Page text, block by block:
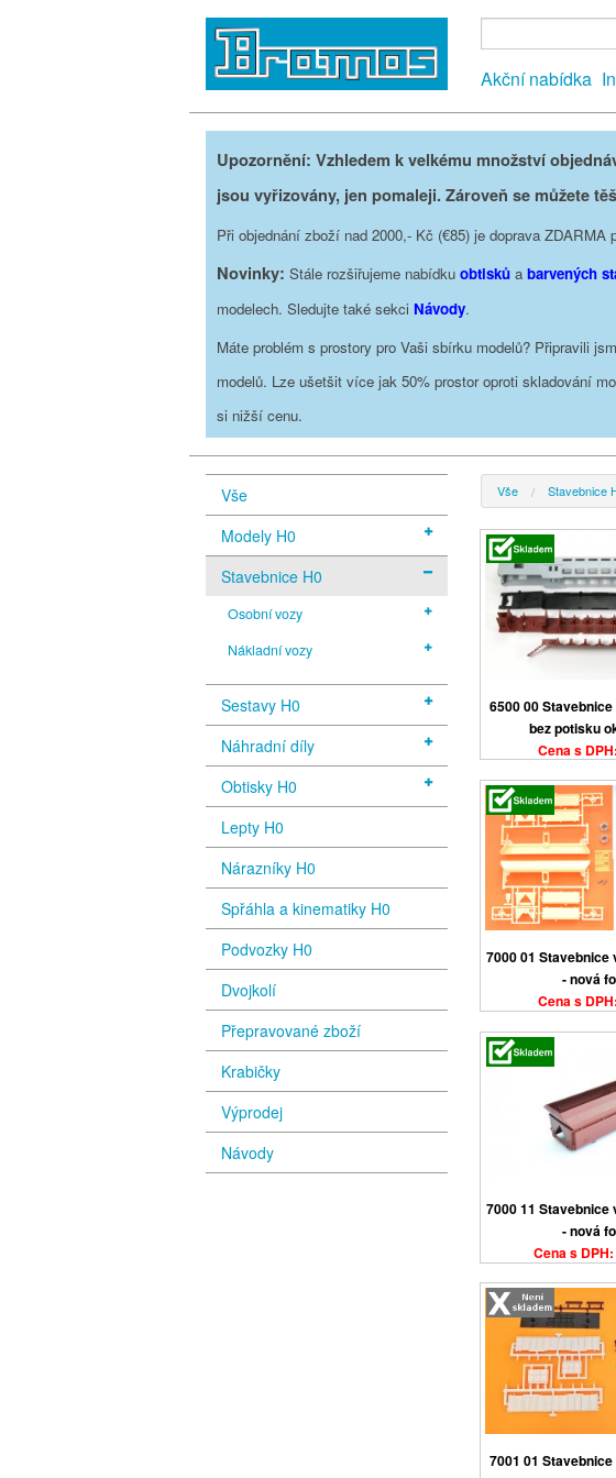
Akční nabídka
Upozornění: Vzhledem k velkému množství
jsou vyřizovány, jen pomaleji. Zároveň se můžete
Při objednání zboží nad 2000,- Kč (€85) je doprava ZDARMA
Novinky: Stále rozšiřujeme nabídku obtisků a barvených
modelech. Sledujte také sekci Návody.
Máte problém s prostory pro Vaši sbírku modelů? Připravili
modelů. Lze ušetšit více jak 50% prostor oproti skladování
si nižší cenu.
Vše
Modely H0
Stavebnice H0
Osobní vozy
Nákladní vozy
Sestavy H0
Náhradní díly
Obtisky H0
Lepty H0
Nárazníky H0
Spřáhla a kinematiky H0
Podvozky H0
Dvojkolí
Přepravované zboží
Krabičky
Výprodej
Návody
Vše Stavebnice
6500 00
bez potisku
Cena s
7000 01 Stavebnice
- nová
Cena s
7000 11 Stavebnice
- nová
Cena s
7001 01